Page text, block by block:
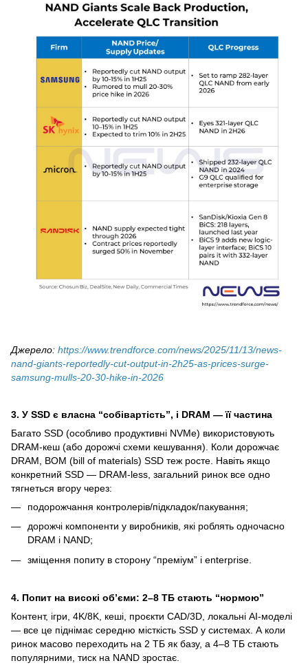
Джерело: https://www.trendforce.com/news/2025/11/13/news-
nand-giants-reportedly-cut-output-in-2h25-as-prices-surge-
samsung-mulls-20-30-hike-in-2026
3. У SSD є власна “собівартість”, і DRAM — її частина
Багато SSD (особливо продуктивні NVMe) використовують
DRAM-кеш (або дорожчі схеми кешування). Коли дорожчає
DRAM, BOM (bill of materials) SSD теж росте. Навіть якщо
конкретний SSD — DRAM-less, загальний ринок все одно
тягнеться вгору через:
подорожчання контролерів/підкладок/пакування;
дорожчі компоненти у виробників, які роблять одночасно
DRAM і NAND;
зміщення попиту в сторону “преміум” і enterprise.
4. Попит на високі об’єми: 2–8 ТБ стають “нормою”
Контент, ігри, 4K/8K, кеші, проєкти CAD/3D, локальні AI-моделі
— все це піднімає середню місткість SSD у системах. А коли
ринок масово переходить на 2 ТБ як базу, а 4–8 ТБ стають
популярними, тиск на NAND зростає.